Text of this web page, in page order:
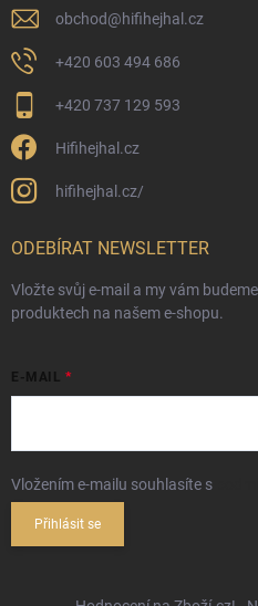
obchod@hifihejhal.cz
+420 603 494 686
+420 737 129 593
Hifihejhal.cz
hifihejhal.cz/
ODEBÍRAT NEWSLETTER
Vložte svůj e-mail a my vám
produktech na našem e-shopu.
E-MAIL
Vložením e-mailu souhlasíte s
Přihlásit se